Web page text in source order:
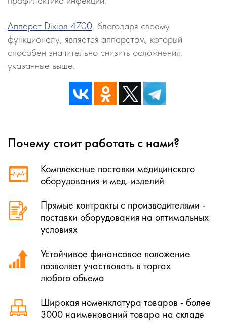
Аппарат Dixion 4700, благодаря своему
функционалу, является аппаратом, который
способен значительно снизить осложнения,
указанные выше.
Почему стоит работать с нами?
Комплексные поставки медицинского
оборудования и мед. изделий
Прямые контракты с производителями -
поставки оборудования на оптимальных
условиях
Устойчивое финансовое положение
позволяет участвовать в торгах
любого объема
Широкая номенклатура товаров - более
3000 наименований товара на складе